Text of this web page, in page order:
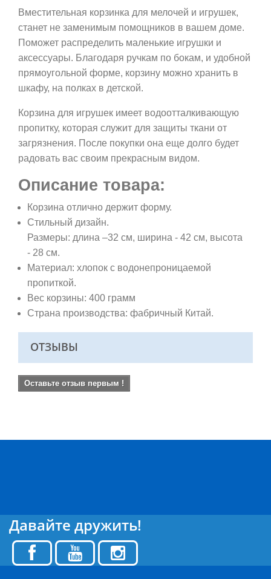
Вместительная корзинка для мелочей и игрушек,
станет не заменимым помощников в вашем доме.
Поможет распределить маленькие игрушки и
аксессуары. Благодаря ручкам по бокам, и удобной
прямоугольной форме, корзину можно хранить в
шкафу, на полках в детской.
Корзина для игрушек имеет водоотталкивающую
пропитку, которая служит для защиты ткани от
загрязнения. После покупки она еще долго будет
радовать вас своим прекрасным видом.
Описание товара:
Корзина отлично держит форму.
Стильный дизайн.
Размеры: длина –32 см, ширина - 42 см, высота
- 28 см.
Материал: хлопок с водонепроницаемой
пропиткой.
Вес корзины: 400 грамм
Страна производства: фабричный Китай.
ОТЗЫВЫ
Оставьте отзыв первым !
Давайте дружить!